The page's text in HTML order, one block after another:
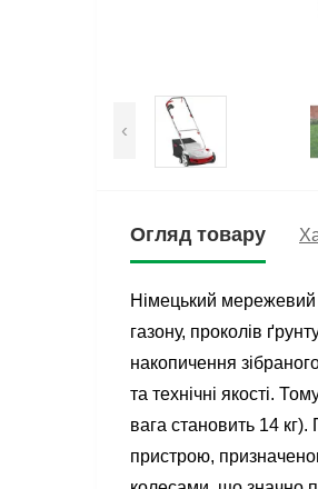
‹
Огляд товару
Німецький
газону, проколів
накопичення
та технічні якості.
вага становить 14
пристрою,